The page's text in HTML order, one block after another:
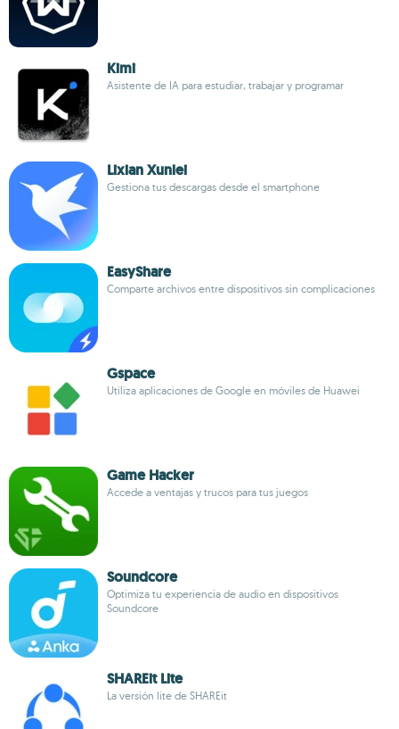
Kimi
Asistente de IA para estudiar, trabajar y programar
Lixian Xunlei
Gestiona tus descargas desde el smartphone
EasyShare
Comparte archivos entre dispositivos sin complicaciones
Gspace
Utiliza aplicaciones de Google en móviles de Huawei
Game Hacker
Accede a ventajas y trucos para tus juegos
Soundcore
Optimiza tu experiencia de audio en dispositivos
Soundcore
SHAREit Lite
La versión lite de SHAREit